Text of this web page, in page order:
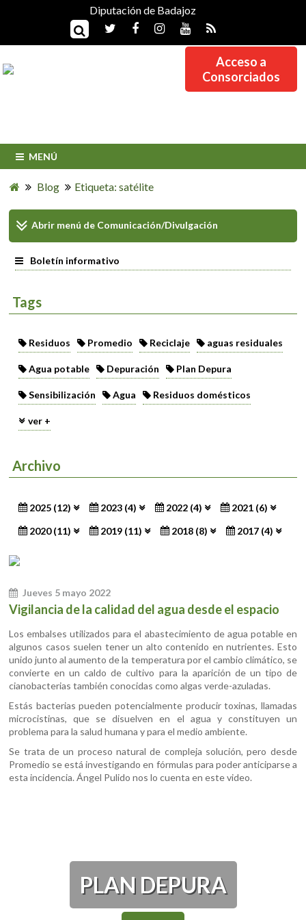
Diputación de Badajoz
Acceso a
Consorciados
MENÚ
Blog Etiqueta: satélite
Jueves 5 mayo 2022
Vigilancia de la calidad del agua desde el espacio
Los embalses utilizados para el abastecimiento de agua potable en
algunos casos suelen tener un alto contenido en nutrientes. Esto
unido junto al aumento de la temperatura por el cambio climático, se
convierte en un caldo de cultivo para la aparición de un tipo de
cianobacterias también conocidas como algas verde-azuladas.
Estás bacterias pueden potencialmente producir toxinas, llamadas
microcistinas, que se disuelven en el agua y constituyen un
problema para la salud humana y para el medio ambiente.
Se trata de un proceso natural de compleja solución, pero desde
Promedio se está investigando en fórmulas para poder anticiparse a
esta incidencia. Ángel Pulido nos lo cuenta en este video.
Abrir menú de Comunicación/Divulgación
Boletín informativo
Tags
Residuos Promedio Reciclaje aguas residuales
Agua potable Depuración Plan Depura
Sensibilización Agua Residuos domésticos
ver +
Archivo
2025 (12) 2023 (4) 2022 (4)
2021 (6)
2020 (11)
2019 (11) 2018 (8) 2017 (4)
PLAN DEPURA